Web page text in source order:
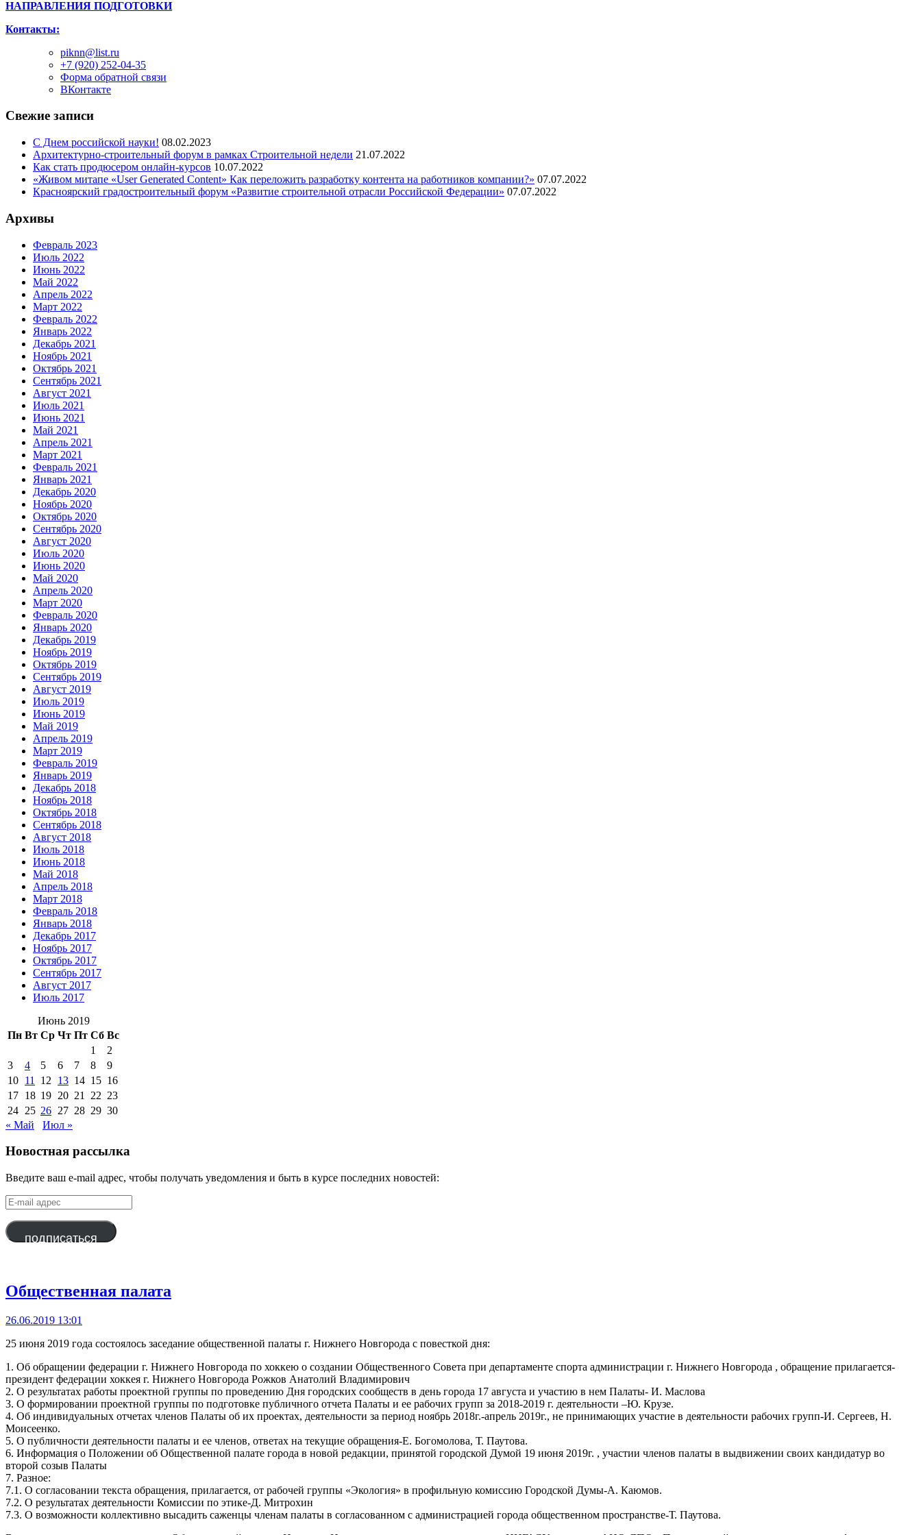
НАПРАВЛЕНИЯ ПОДГОТОВКИ
Контакты:
piknn@list.ru
+7 (920) 252-04-35
Форма обратной связи
ВКонтакте
Свежие записи
С Днем российской науки! 08.02.2023
Архитектурно-строительный форум в рамках Строительной недели 21.07.2022
Как стать продюсером онлайн-курсов 10.07.2022
«Живом митапе «User Generated Content» Как переложить разработку контента на работников компании?» 07.07.2022
Красноярский градостроительный форум «Развитие строительной отрасли Российской Федерации» 07.07.2022
Архивы
Февраль 2023
Июль 2022
Июнь 2022
Май 2022
Апрель 2022
Март 2022
Февраль 2022
Январь 2022
Декабрь 2021
Ноябрь 2021
Октябрь 2021
Сентябрь 2021
Август 2021
Июль 2021
Июнь 2021
Май 2021
Апрель 2021
Март 2021
Февраль 2021
Январь 2021
Декабрь 2020
Ноябрь 2020
Октябрь 2020
Сентябрь 2020
Август 2020
Июль 2020
Июнь 2020
Май 2020
Апрель 2020
Март 2020
Февраль 2020
Январь 2020
Декабрь 2019
Ноябрь 2019
Октябрь 2019
Сентябрь 2019
Август 2019
Июль 2019
Июнь 2019
Май 2019
Апрель 2019
Март 2019
Февраль 2019
Январь 2019
Декабрь 2018
Ноябрь 2018
Октябрь 2018
Сентябрь 2018
Август 2018
Июль 2018
Июнь 2018
Май 2018
Апрель 2018
Март 2018
Февраль 2018
Январь 2018
Декабрь 2017
Ноябрь 2017
Октябрь 2017
Сентябрь 2017
Август 2017
Июль 2017
Июнь 2019
Пн Вт Ср Чт Пт Сб Вс
1
2
3
4 5 6 7 8
9
10 11 12 13 14 15 16
17 18 19 20 21 22 23
24 25 26 27 28 29 30
« Май
Июл »
Новостная рассылка
Введите ваш e-mail адрес, чтобы получать уведомления и быть в курсе последних новостей:
E-
mail
адрес
подписаться
Общественная палата
26.06.2019 13:01
25 июня 2019 года состоялось заседание общественной палаты г. Нижнего Новгорода с повесткой дня:
1. Об обращении федерации г. Нижнего Новгорода по хоккею о создании Общественного Совета при департаменте спорта администрации г. Нижнего Новгорода , обращение прилагается-
президент федерации хоккея г. Нижнего Новгорода Рожков Анатолий Владимирович
2. О результатах работы проектной группы по проведению Дня городских сообществ в день города 17 августа и участию в нем Палаты- И. Маслова
3. О формировании проектной группы по подготовке публичного отчета Палаты и ее рабочих групп за 2018-2019 г. деятельности –Ю. Крузе.
4. Об индивидуальных отчетах членов Палаты об их проектах, деятельности за период ноябрь 2018г.-апрель 2019г., не принимающих участие в деятельности рабочих групп-И. Сергеев, Н.
Моисеенко.
5. О публичности деятельности палаты и ее членов, ответах на текущие обращения-Е. Богомолова, Т. Паутова.
6. Информация о Положении об Общественной палате города в новой редакции, принятой городской Думой 19 июня 2019г. , участии членов палаты в выдвижении своих кандидатур во
второй созыв Палаты
7. Разное:
7.1. О согласовании текста обращения, прилагается, от рабочей группы «Экология» в профильную комиссию Городской Думы-А. Каюмов.
7.2. О результатах деятельности Комиссии по этике-Д. Митрохин
7.3. О возможности коллективно высадить саженцы членам палаты в согласованном с администрацией города общественном пространстве-Т. Паутова.